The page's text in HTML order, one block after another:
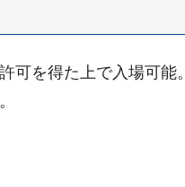
可を得た上で入場可能。